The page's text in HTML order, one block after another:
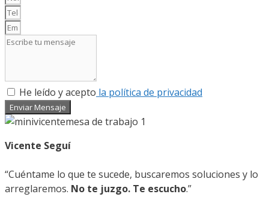
He leído y acepto la política de privacidad
Enviar Mensaje
Vicente Seguí
“Cuéntame lo que te sucede, buscaremos soluciones y lo
arreglaremos. No te juzgo. Te escucho.”